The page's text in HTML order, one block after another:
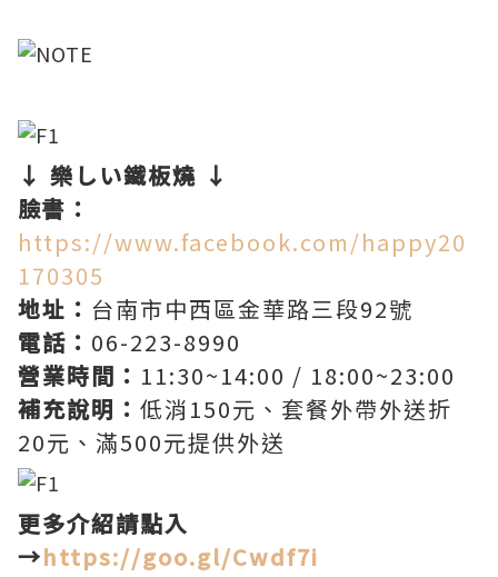
↓ 樂しい鐵板燒 ↓
臉書：
https://www.facebook.com/happy20
170305
地址： 台南市中西區金華路三段92號
電話： 06-223-8990
營業時間： 11:30~14:00 / 18:00~23:00
補充說明： 低消150元、套餐外帶外送折
20元、滿500元提供外送
更多介紹請點入
→https://goo.gl/Cwdf7i